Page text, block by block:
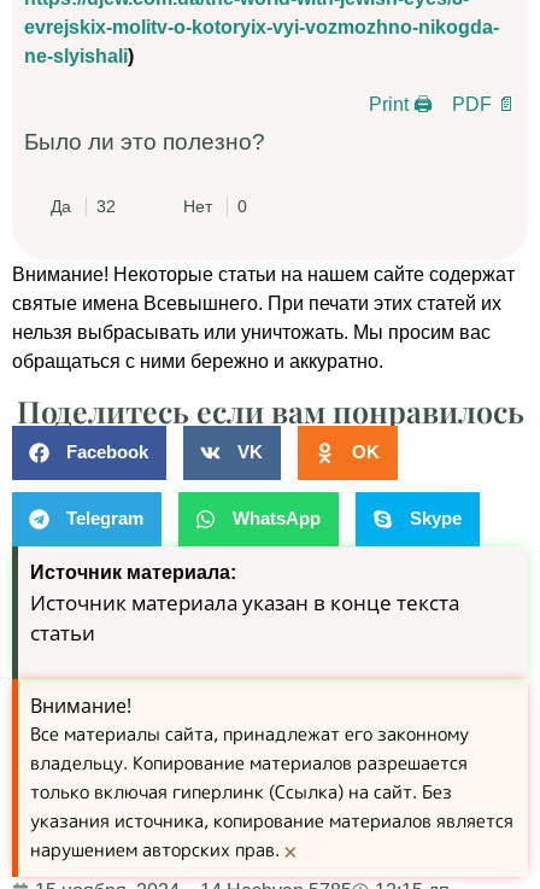
evrejskix-molitv-o-kotoryix-vyi-vozmozhno-nikogda-
ne-slyishali)
Print 🖨 PDF 📄
Было ли это полезно?
Да 32 Нет 0
Внимание! Некоторые статьи на нашем сайте содержат
святые имена Всевышнего. При печати этих статей их
нельзя выбрасывать или уничтожать. Мы просим вас
обращаться с ними бережно и аккуратно.
Поделитесь если вам понравилось
Facebook VK OK
Telegram WhatsApp Skype
Источник материала:
Источник материала указан в конце текста
статьи
Внимание!
Все материалы сайта, принадлежат его законному
владельцу. Копирование материалов разрешается
только включая гиперлинк (Ссылка) на сайт. Без
указания источника, копирование материалов является
нарушением авторских прав. ×